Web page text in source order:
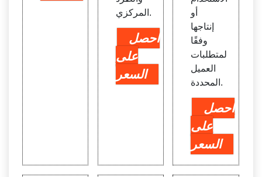
المركزي.
احصل
على
السعر
أو
إنتاجها
وفقًا
لمتطلبات
العميل
المحددة.
احصل
على
السعر